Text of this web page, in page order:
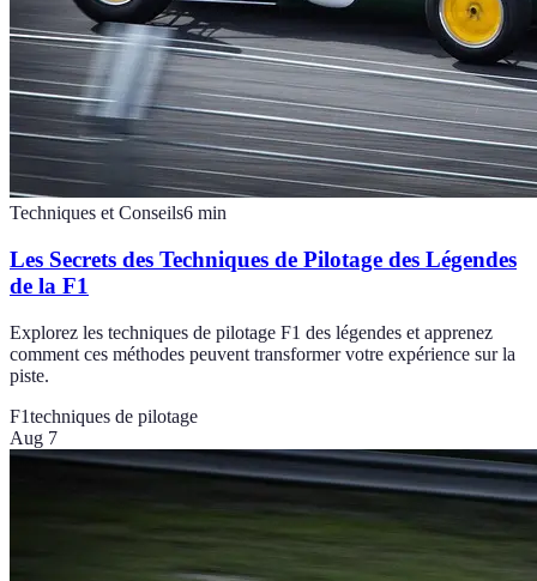
Techniques et Conseils6 min
Les Secrets des Techniques de Pilotage des Légendes
de la F1
Explorez les techniques de pilotage F1 des légendes et apprenez
comment ces méthodes peuvent transformer votre expérience sur la
piste.
F1techniques de pilotage
Aug 7